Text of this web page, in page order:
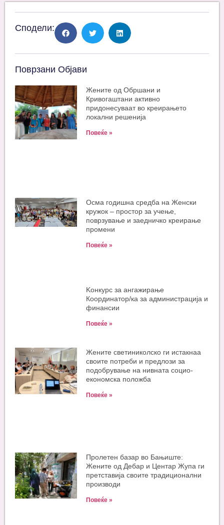
Сподели:
Поврзани Објави
Жените од Обршани и
Кривогаштани активно
придонесуваат во креирањето
локални решенија
Повеќе »
Oсма годишна средба на Женски
кружок – простор за учење,
поврзување и заедничко креирање
промени
Повеќе »
Kонкурс за ангажирање
Координатор/ка за администрација и
финансии
Повеќе »
Жените светиниколско ги истакнаа
своите потреби и предлози за
подобрување на нивната социо-
економска положба
Повеќе »
Пролетен базар во Бањиште:
Жените од Дебар и Центар Жупа ги
претставија своите традиционални
производи
Повеќе »